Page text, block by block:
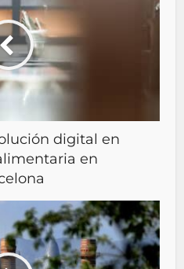
digital en
en